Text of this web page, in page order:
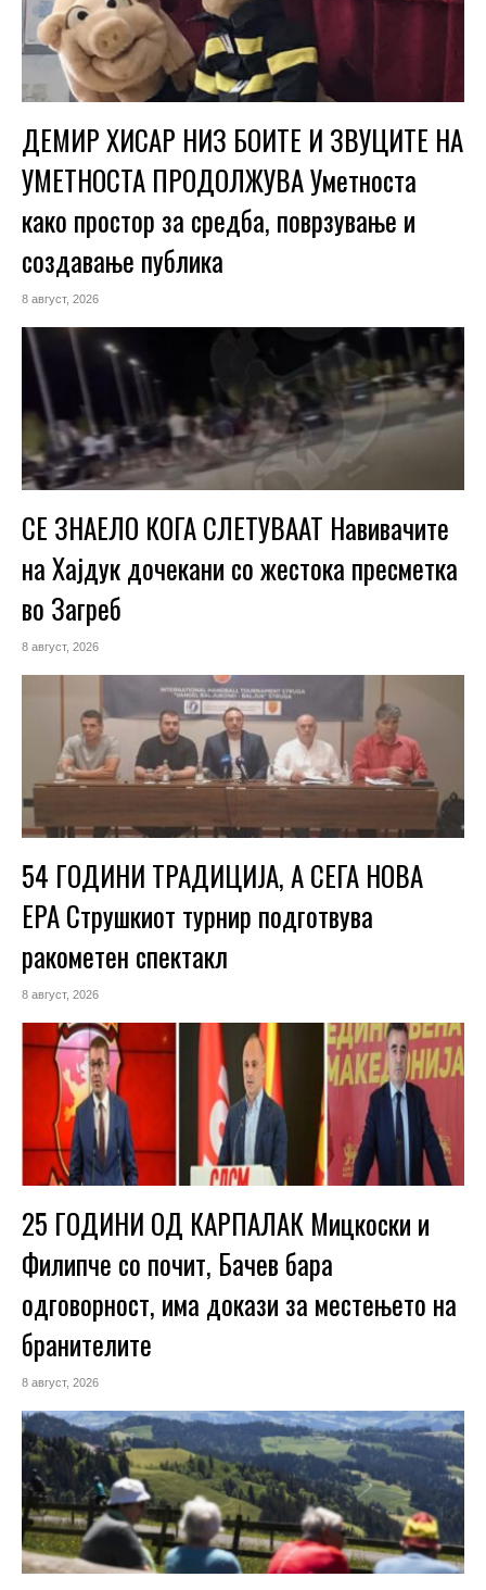
ДЕМИР ХИСАР НИЗ БОИТЕ И ЗВУЦИТЕ НА
УМЕТНОСТА ПРОДОЛЖУВА Уметноста
како простор за средба, поврзување и
создавање публика
8 август, 2026
СЕ ЗНАЕЛО КОГА СЛЕТУВААТ Навивачите
на Хајдук дочекани со жестока пресметка
во Загреб
8 август, 2026
54 ГОДИНИ ТРАДИЦИЈА, А СЕГА НОВА
ЕРА Струшкиот турнир подготвува
ракометен спектакл
8 август, 2026
25 ГОДИНИ ОД КАРПАЛАК Мицкоски и
Филипче со почит, Бачев бара
одговорност, има докази за местењето на
бранителите
8 август, 2026